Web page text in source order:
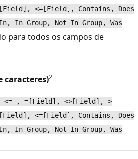
<=[Field], Contains, Does
In Group, Not In Group, Was
para todos os campos de
caracteres)2
, =[Field], <>[Field], >
<=[Field], Contains, Does
In Group, Not In Group, Was